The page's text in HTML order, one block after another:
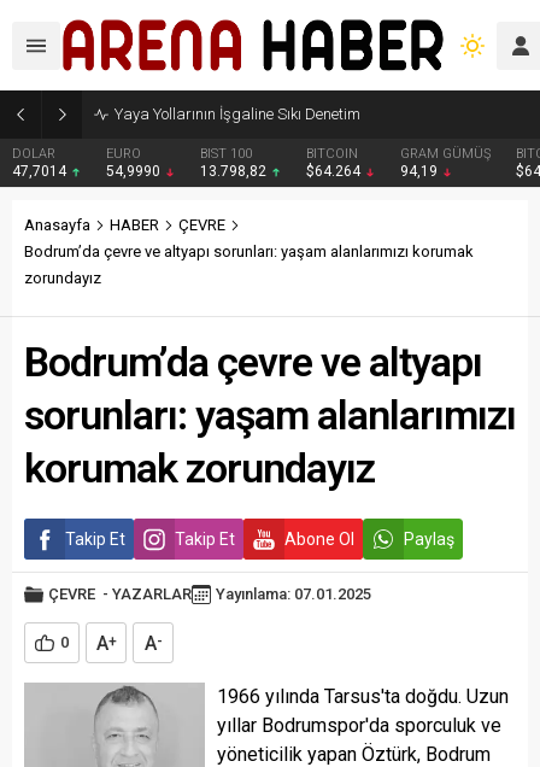
Yaya Yollarının İşgaline Sıkı Denetim
DOLAR
47,7014
EURO
54,9990
BIST 100
13.798,82
BITCOIN
$64.264
GRAM GÜMÜŞ
94,19
Anasayfa HABER
ÇEVRE
Bodrum’da çevre ve altyapı sorunları: yaşam alanlarımızı korumak
zorundayız
Bodrum’da çevre ve altyapı
sorunları: yaşam alanlarımızı
korumak zorundayız
Takip Et Takip Et Abone Ol Paylaş
ÇEVRE - YAZARLAR Yayınlama: 07.01.2025
0 A+ A-
1966 yılında Tarsus'ta doğdu. Uzun
yıllar Bodrumspor'da sporculuk ve
yöneticilik yapan Öztürk, Bodrum